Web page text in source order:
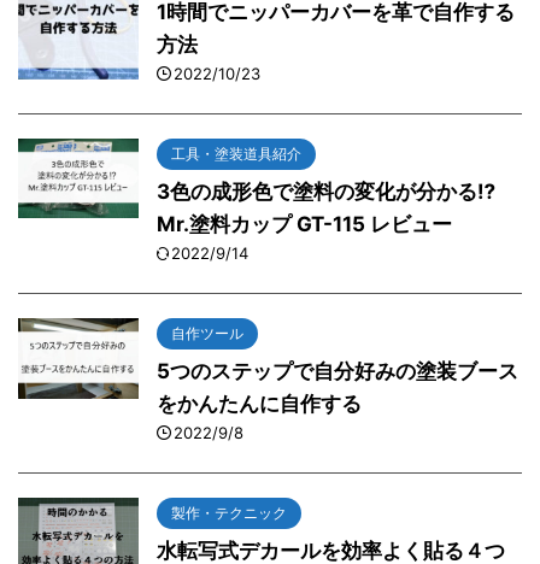
1時間でニッパーカバーを革で自作する
方法
2022/10/23
工具・塗装道具紹介
3色の成形色で塗料の変化が分かる⁉
Mr.塗料カップ GT-115 レビュー
2022/9/14
自作ツール
5つのステップで自分好みの塗装ブース
をかんたんに自作する
2022/9/8
製作・テクニック
水転写式デカールを効率よく貼る４つ